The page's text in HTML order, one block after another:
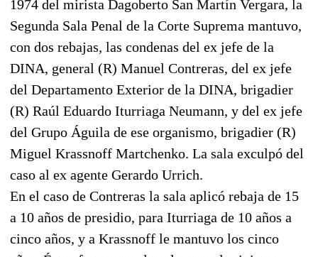
1974 del mirista Dagoberto San Martín Vergara, la
Segunda Sala Penal de la Corte Suprema mantuvo,
con dos rebajas, las condenas del ex jefe de la
DINA, general (R) Manuel Contreras, del ex jefe
del Departamento Exterior de la DINA, brigadier
(R) Raúl Eduardo Iturriaga Neumann, y del ex jefe
del Grupo Águila de ese organismo, brigadier (R)
Miguel Krassnoff Martchenko. La sala exculpó del
caso al ex agente Gerardo Urrich.
En el caso de Contreras la sala aplicó rebaja de 15
a 10 años de presidio, para Iturriaga de 10 años a
cinco años, y a Krassnoff le mantuvo los cinco